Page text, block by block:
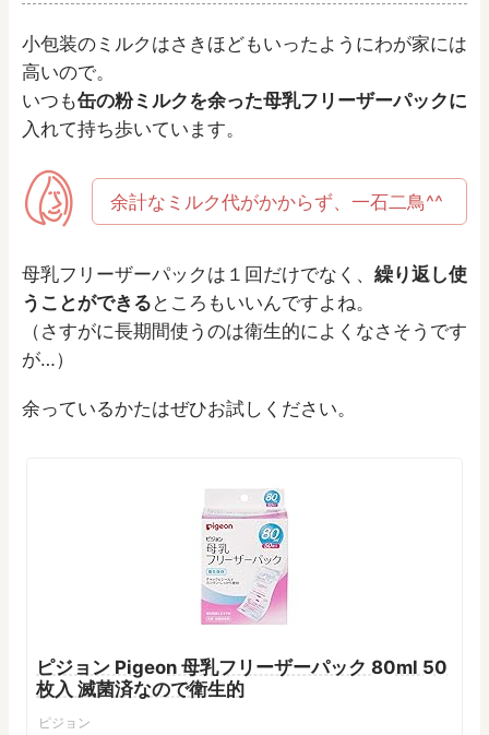
小包装のミルクはさきほどもいったようにわが家には
高いので。
いつも缶の粉ミルクを余った母乳フリーザーパックに
入れて持ち歩いています。
余計なミルク代がかからず、一石二鳥^^
母乳フリーザーパックは１回だけでなく、 繰り返し使
うことができる ところもいいんですよね。
（さすがに長期間使うのは衛生的によくなさそうです
が…）
余っているかたはぜひお試しください。
ピジョン Pigeon 母乳フリーザーパック 80ml 50
枚入 滅菌済なので衛生的
ピジョン